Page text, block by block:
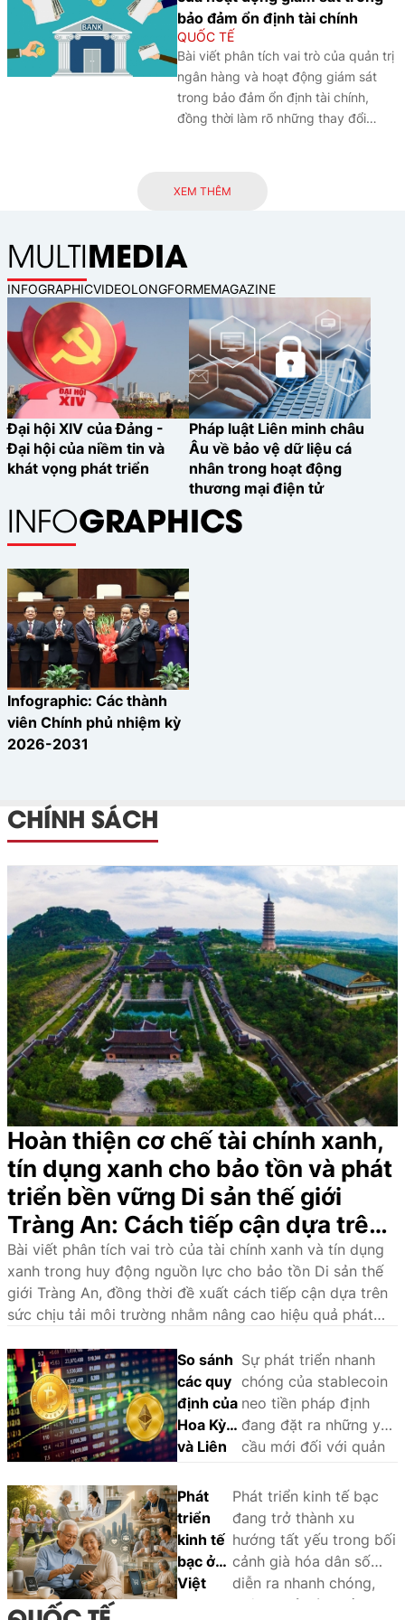
tăng cường an ninh dữ liệu và phát
triển hệ sinh thái tài chính số theo
hướng bền vững.
bảo đảm ổn định tài chính
QUỐC TẾ
Bài viết phân tích vai trò của quản trị
ngân hàng và hoạt động giám sát
trong bảo đảm ổn định tài chính,
đồng thời làm rõ những thay đổi
XEM THÊM
MULTIMEDIA
INFOGRAPHICVIDEOLONGFORMEMAGAZINE
Đại hội XIV của Đảng -
Đại hội của niềm tin và
khát vọng phát triển
Pháp luật Liên minh châu
Âu về bảo vệ dữ liệu cá
nhân trong hoạt động
thương mại điện tử
INFOGRAPHICS
Infographic: Các thành
viên Chính phủ nhiệm kỳ
2026-2031
CHÍNH SÁCH
Hoàn thiện cơ chế tài chính xanh,
tín dụng xanh cho bảo tồn và phát
triển bền vững Di sản thế giới
Tràng An: Cách tiếp cận dựa trên
sức chịu tải môi trường
Bài viết phân tích vai trò của tài chính xanh và tín dụng
xanh trong huy động nguồn lực cho bảo tồn Di sản thế
giới Tràng An, đồng thời đề xuất cách tiếp cận dựa trên
sức chịu tải môi trường nhằm nâng cao hiệu quả phát
So sánh
các quy
định của
Hoa Kỳ
và Liên
châu Âu
đối với
stablecoin
neo tiền
pháp
định:
Sự phát triển nhanh
chóng của stablecoin
neo tiền pháp định
đang đặt ra những yêu
cầu mới đối với quản
khổ pháp lý. Thông
qua phân tích và so
sánh kinh nghiệm
quốc tế, bài viết làm
rõ các vấn đề pháp lý
cốt lõi, đồng thời đề
Phát
triển
kinh tế
bạc ở
Việt
Phát triển kinh tế bạc
đang trở thành xu
hướng tất yếu trong bối
cảnh già hóa dân số
diễn ra nhanh chóng,
không chỉ góp phần